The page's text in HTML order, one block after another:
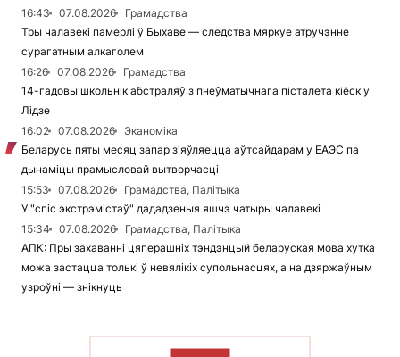
16:43
07.08.2026
Грамадства
Тры чалавекі памерлі ў Быхаве — следства мяркуе атручэнне
сурагатным алкаголем
16:26
07.08.2026
Грамадства
14-гадовы школьнік абстраляў з пнеўматычнага пісталета кіёск у
Лідзе
16:02
07.08.2026
Эканоміка
Беларусь пяты месяц запар з'яўляецца аўтсайдарам у ЕАЭС па
дынаміцы прамысловай вытворчасці
15:53
07.08.2026
Грамадства, Палітыка
У "спіс экстрэмістаў" дададзеныя яшчэ чатыры чалавекі
15:34
07.08.2026
Грамадства, Палітыка
АПК: Пры захаванні цяперашніх тэндэнцый беларуская мова хутка
можа застацца толькі ў невялікіх супольнасцях, а на дзяржаўным
узроўні — знікнуць